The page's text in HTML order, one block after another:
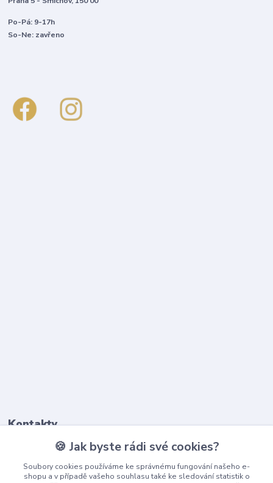
Po-Pá: 9-17h
So-Ne: zavřeno
Kontakty
(Po-Pá, 9-17 hod.)
🍪 Jak byste rádi své cookies?
Soubory cookies používáme ke správnému fungování našeho e-
shopu a v případě vašeho souhlasu také ke sledování statistik o